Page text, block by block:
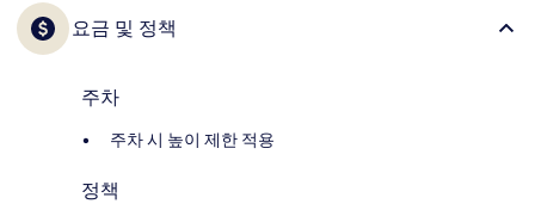
요금 및 정책
주차
주차 시 높이 제한 적용
정책